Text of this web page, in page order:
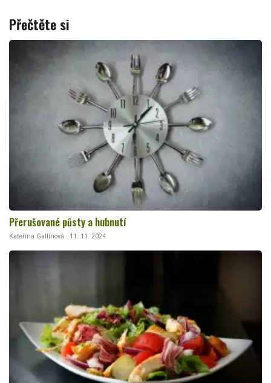
Přečtěte si
Přerušované půsty a hubnutí
Kateřina Gallinová · 11. 11. 2024